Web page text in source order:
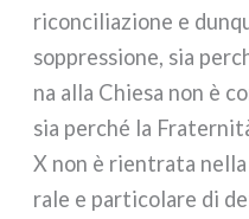
ricon­ci­lia­zio­ne e
sop­pres­sio­ne, sia
na alla Chiesa non è
sia per­ché la
X non è rien­tra­ta
ra­le e par­ti­co­la­re di